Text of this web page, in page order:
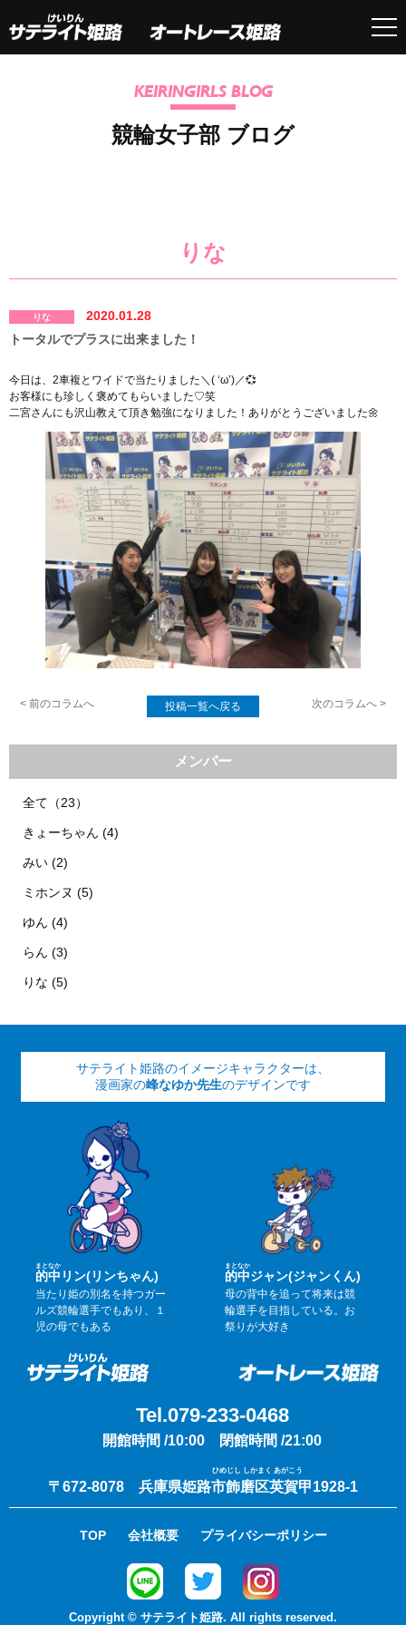
KEIRINGIRLS BLOG
競輪女子部 ブログ
りな
りな
2020.01.28
トータルでプラスに出来ました！
今日は、2車複とワイドで当たりました＼( ‘ω’)／💞
お客様にも珍しく褒めてもらいました♡笑
二宮さんにも沢山教えて頂き勉強になりました！ありがとうございました🌼
< 前のコラムへ 次のコラムへ >
投稿一覧へ戻る
メンバー
全て（23）
きょーちゃん (4)
みい (2)
ミホンヌ (5)
ゆん (4)
らん (3)
りな (5)
サテライト姫路のイメージキャラクターは、
漫画家の峰なゆか先生のデザインです
的
まと
中
なか
リン(リンちゃん)
当たり姫の別名を持つガー
ルズ競輪選手でもあり、１
児の母でもある
的
まと
中
なか
ジャン(ジャンくん)
母の背中を追って将来は競
輪選手を目指している。お
祭りが大好き
Tel.079-233-0468
開館時間 /10:00 閉館時間 /21:00
ひめじし しかまく あがこう
〒672-8078 兵庫県姫路市飾磨区英賀甲1928-1
TOP 会社概要 プライバシーポリシー
Copyright © サテライト姫路. All rights reserved.